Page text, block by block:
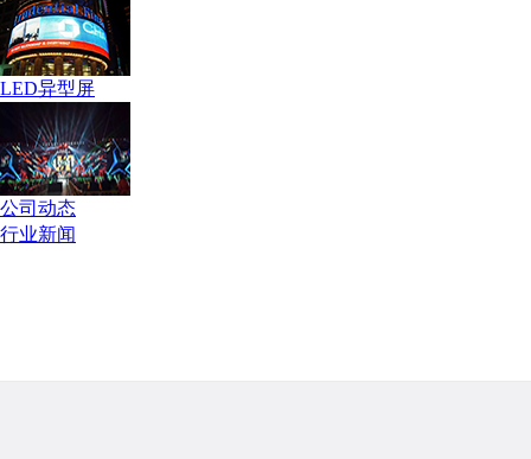
LED异型屏
公司动态
行业新闻